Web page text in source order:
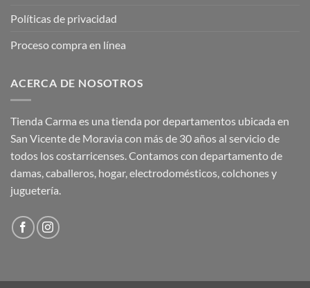
Políticas de privacidad
Proceso compra en línea
ACERCA DE NOSOTROS
Tienda Carma es una tienda por departamentos ubicada en
San Vicente de Moravia con más de 30 años al servicio de
todos los costarricenses. Contamos con departamento de
damas, caballeros, hogar, electrodomésticos, colchones y
juguetería.